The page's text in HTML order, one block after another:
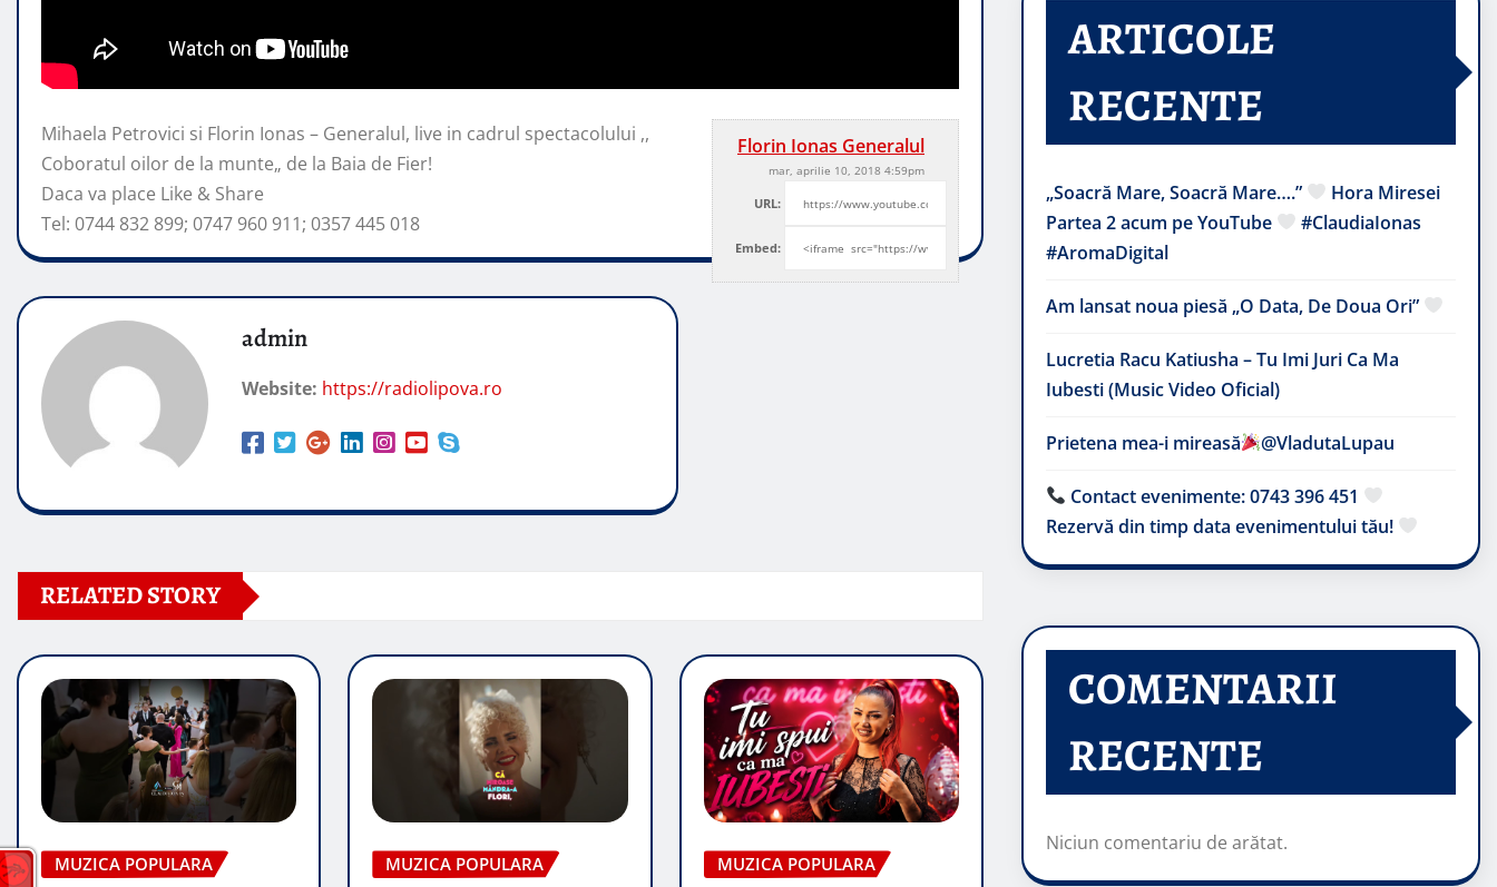
Florin Ionas Generalul
mar, aprilie 10, 2018 4:59pm
URL:
Embed:
Mihaela Petrovici si Florin Ionas – Generalul, live in cadrul spectacolului ,,
Coboratul oilor de la munte„ de la Baia de Fier!
Daca va place Like & Share
Tel: 0744 832 899; 0747 960 911; 0357 445 018
admin
Website: https://radiolipova.ro
RELATED STORY
MUZICA POPULARA MUZICA POPULARA MUZICA POPULARA
ARTICOLE
RECENTE
„Soacră Mare, Soacră Mare….”
Hora Miresei
Partea 2 acum pe YouTube
#ClaudiaIonas
#AromaDigital
Am lansat noua piesă „O Data, De Doua Ori”
Lucretia Racu Katiusha – Tu Imi Juri Ca Ma
Iubesti (Music Video Oficial)
Prietena mea-i mireasă​ @VladutaLupau
Contact evenimente: 0743 396 451
Rezervă din timp data evenimentului tău!
COMENTARII
RECENTE
Niciun comentariu de arătat.